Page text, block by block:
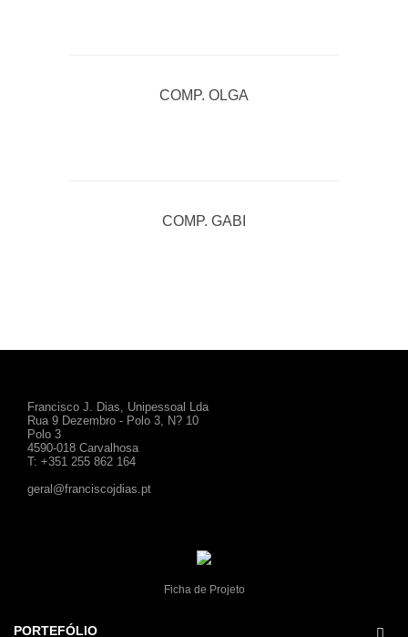
COMP. OLGA
COMP. GABI
Francisco J. Dias, Unipessoal Lda
Rua 9 Dezembro - Polo 3, N? 10
Polo 3
4590-018 Carvalhosa
T: +351 255 862 164
geral@franciscojdias.pt
Ficha de Projeto
PORTEFÓLIO